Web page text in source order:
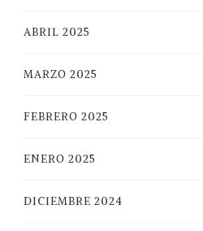
ABRIL 2025
MARZO 2025
FEBRERO 2025
ENERO 2025
DICIEMBRE 2024